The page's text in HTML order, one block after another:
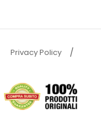
Privacy Policy